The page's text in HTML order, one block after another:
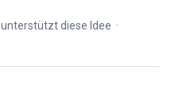
unterstützt diese Idee ·